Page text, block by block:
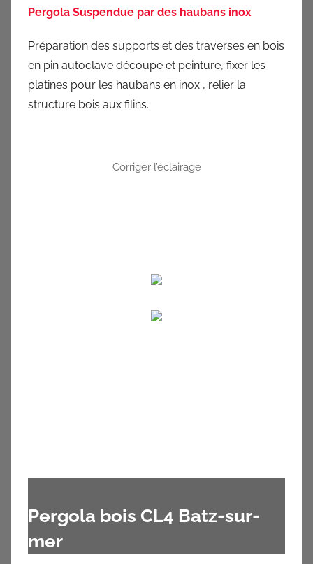
Pergola Suspendue par des haubans inox
Préparation des supports et des traverses en bois
en pin autoclave découpe et peinture, fixer les
platines pour les haubans en inox , relier la
structure bois aux filins.
Corriger l’éclairage
Pergola bois CL4 Batz-sur-
mer